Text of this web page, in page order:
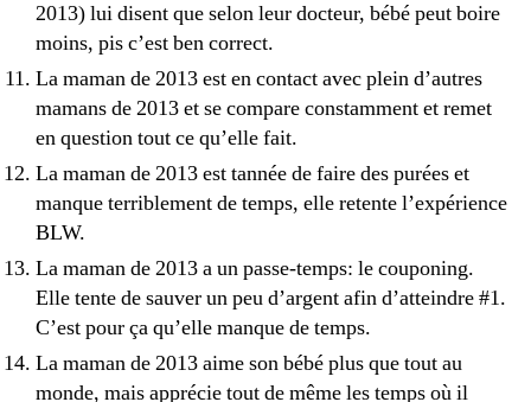
2013) lui disent que selon leur docteur, bébé peut boire
moins, pis c’est ben correct.
La maman de 2013 est en contact avec plein d’autres
mamans de 2013 et se compare constamment et remet
en question tout ce qu’elle fait.
La maman de 2013 est tannée de faire des purées et
manque terriblement de temps, elle retente l’expérience
BLW.
La maman de 2013 a un passe-temps: le couponing.
Elle tente de sauver un peu d’argent afin d’atteindre #1.
C’est pour ça qu’elle manque de temps.
La maman de 2013 aime son bébé plus que tout au
monde, mais apprécie tout de même les temps où il